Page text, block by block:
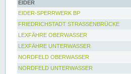
EIDER
EIDER-SPERRWERK BP
FRIEDRICHSTADT STRASSENBRÜCKE
LEXFÄHRE OBERWASSER
LEXFÄHRE UNTERWASSER
NORDFELD OBERWASSER
NORDFELD UNTERWASSER